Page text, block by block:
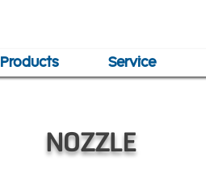
Products Service
NOZZLE